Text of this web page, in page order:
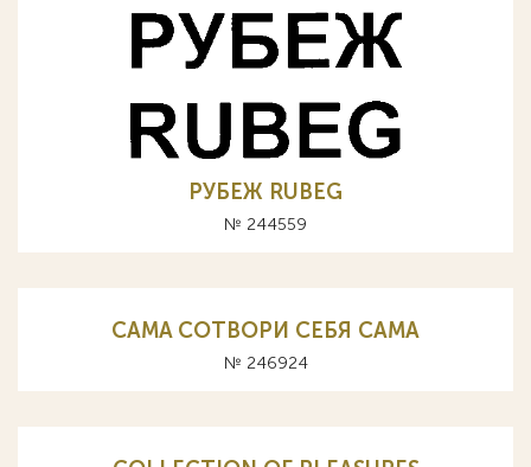
РУБЕЖ RUBEG
№ 244559
CAMA СОТВОРИ СЕБЯ САМА
№ 246924